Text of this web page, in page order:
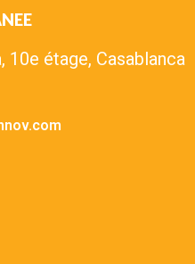
10e étage, Casablanca